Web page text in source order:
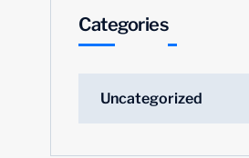
Categories
Uncategorized